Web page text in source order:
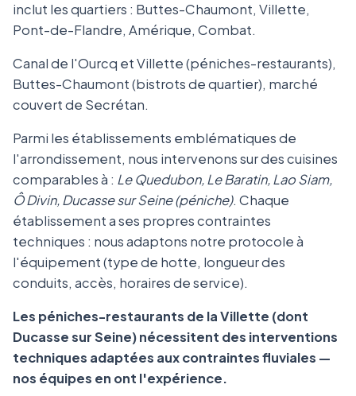
inclut les quartiers : Buttes-Chaumont, Villette,
Pont-de-Flandre, Amérique, Combat.
Canal de l'Ourcq et Villette (péniches-restaurants),
Buttes-Chaumont (bistrots de quartier), marché
couvert de Secrétan.
Parmi les établissements emblématiques de
l'arrondissement, nous intervenons sur des cuisines
comparables à : Le Quedubon, Le Baratin, Lao Siam,
Ô Divin, Ducasse sur Seine (péniche). Chaque
établissement a ses propres contraintes
techniques : nous adaptons notre protocole à
l'équipement (type de hotte, longueur des
conduits, accès, horaires de service).
Les péniches-restaurants de la Villette (dont
Ducasse sur Seine) nécessitent des interventions
techniques adaptées aux contraintes fluviales —
nos équipes en ont l'expérience.